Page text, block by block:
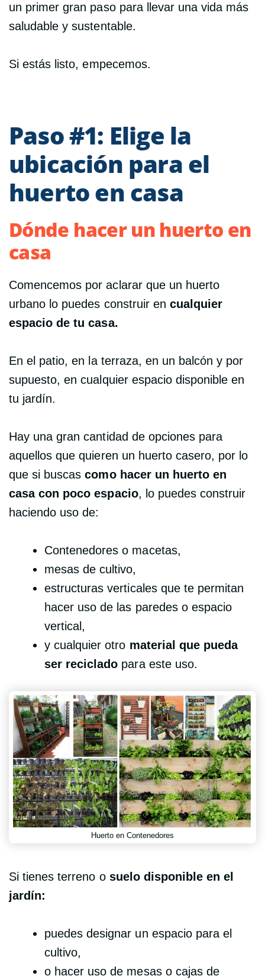
un primer gran paso para llevar una vida más
saludable y sustentable.
Si estás listo, empecemos.
Paso #1: Elige la
ubicación para el
huerto en casa
Dónde hacer un huerto en
casa
Comencemos por aclarar que un huerto
urbano lo puedes construir en cualquier
espacio de tu casa.
En el patio, en la terraza, en un balcón y por
supuesto, en cualquier espacio disponible en
tu jardín.
Hay una gran cantidad de opciones para
aquellos que quieren un huerto casero, por lo
que si buscas como hacer un huerto en
casa con poco espacio, lo puedes construir
haciendo uso de:
Contenedores o macetas,
mesas de cultivo,
estructuras verticales que te permitan
hacer uso de las paredes o espacio
vertical,
y cualquier otro material que pueda
ser reciclado para este uso.
Huerto en Contenedores
Si tienes terreno o suelo disponible en el
jardín:
puedes designar un espacio para el
cultivo,
o hacer uso de mesas o cajas de